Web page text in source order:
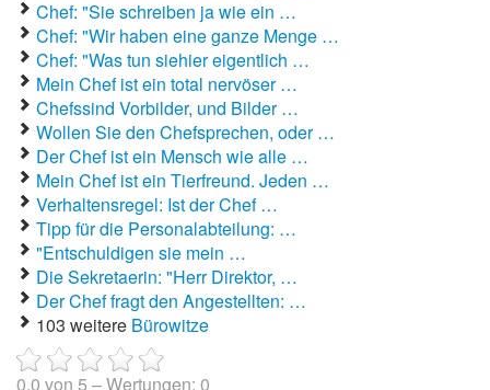
Bart Simpson Sprüche
Bauernregeln
Bauernwitze
Bayern Witze
Beamtenwitze
Bierwitze
Bill Clinton Witze
Blondinenwitze
Chef: "Sie schreiben ja wie ein …
Chef: "Wir haben eine ganze Menge …
Chef: "Was tun siehier eigentlich …
Mein Chef ist ein total nervöser …
Chefssind Vorbilder, und Bilder …
Wollen Sie den Chefsprechen, oder …
Der Chef ist ein Mensch wie alle …
Mein Chef ist ein Tierfreund. Jeden …
Verhaltensregel: Ist der Chef …
Tipp für die Personalabteilung: …
"Entschuldigen sie mein …
Die Sekretaerin: "Herr Direktor, …
Der Chef fragt den Angestellten: …
103 weitere Bürowitze
0.0 von 5 – Wertungen: 0